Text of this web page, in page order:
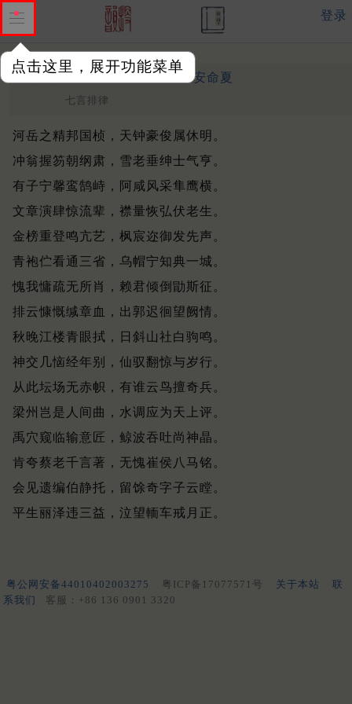
点击这里，展开功能菜单
登录
挽权江左一甫 清 ·安命夏
七言排律
河岳之精邦国桢，天钟豪俊属休明。
冲翁握笏朝纲肃，雪老垂绅士气亨。
有子宁馨鸾鹄峙，阿咸风采隼鹰横。
文章演肆惊流辈，襟量恢弘伏老生。
金榜重登鸣亢艺，枫宸迩御发先声。
青袍伫看通三省，乌帽宁知典一城。
愧我慵疏无所肖，赖君倾倒勖斯征。
排云慷慨缄章血，出郭迟徊望阙情。
秋晚江楼青眼拭，日斜山社白驹鸣。
神交几恼经年别，仙驭翻惊与岁行。
从此坛场无赤帜，有谁云鸟擅奇兵。
梁州岂是人间曲，水调应为天上评。
禹穴窥临输意匠，鲸波吞吐尚神晶。
肯夸蔡老千言著，无愧崔侯八马铭。
会见遗编伯静托，留馀奇字子云瞠。
平生丽泽违三益，泣望輀车戒月正。
粤公网安备44010402003275 粤ICP备17077571号 关于本站
联
系我们
客服：+86 136 0901 3320